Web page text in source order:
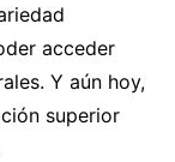
acceder
Y aún hoy,
superior